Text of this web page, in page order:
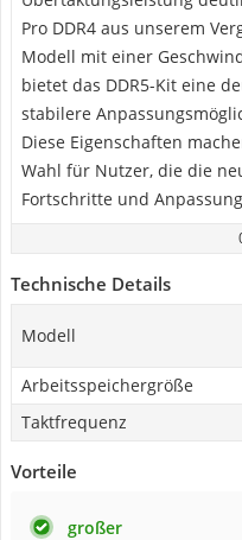
Pro DDR4 aus unserem
Modell mit einer
bietet das DDR5-Kit eine
stabilere
Diese Eigenschaften
Wahl für Nutzer, die die
Fortschritte und
Technische Details
Modell
Arbeitsspeichergröße
Taktfrequenz
Vorteile
großer